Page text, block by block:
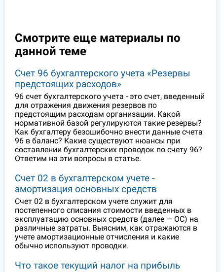
Смотрите еще материалы по
данной теме
Счет 96 бухгалтерского учета «Резервы
предстоящих расходов»
96 счет бухгалтерского учета - это счет, введенный
для отражения движения резервов по
предстоящим расходам организации. Какой
нормативной базой регулируются такие резервы?
Как бухгалтеру безошибочно внести данные счета
96 в баланс? Какие существуют нюансы при
составлении бухгалтерских проводок по счету 96?
Ответим на эти вопросы в статье.
Счет 02 в бухгалтерском учете -
амортизация основных средств
Cчет 02 в бухгалтерском учете служит для
постепенного списания стоимости введенных в
эксплуатацию основных средств (далее — ОС) на
различные затраты. Выясним, как отражаются в
учете амортизационные отчисления и какие
обычно используют проводки.
Что такое текущий налог на прибыль